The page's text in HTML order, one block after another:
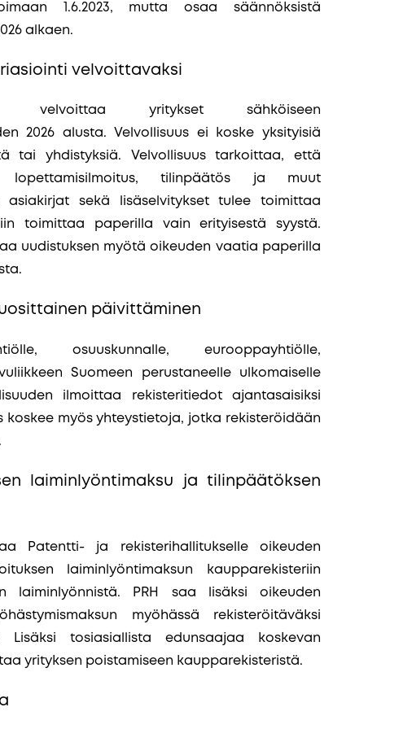
1.6.2023, mutta osaa säännöksistä
alkaen.
velvoittavaksi
velvoittaa yritykset sähköiseen
2026 alusta. Velvollisuus ei koske yksityisiä
tai yhdistyksiä. Velvollisuus tarkoittaa, että
tilinpäätös ja muut
asiakirjat sekä lisäselvitykset tulee toimittaa
toimittaa paperilla vain erityisestä syystä.
uudistuksen myötä oikeuden vaatia paperilla
päivittäminen
osuuskunnalle, eurooppayhtiölle,
Suomeen perustaneelle ulkomaiselle
ilmoittaa rekisteritiedot ajantasaisiksi
koskee myös yhteystietoja, jotka rekisteröidään
laiminlyöntimaksu ja tilinpäätöksen
Patentti- ja rekisterihallitukselle oikeuden
laiminlyöntimaksun kaupparekisteriin
laiminlyönnistä. PRH saa lisäksi oikeuden
myöhässä rekisteröitäväksi
Lisäksi tosiasiallista edunsaajaa koskevan
yrityksen poistamiseen kaupparekisteristä.